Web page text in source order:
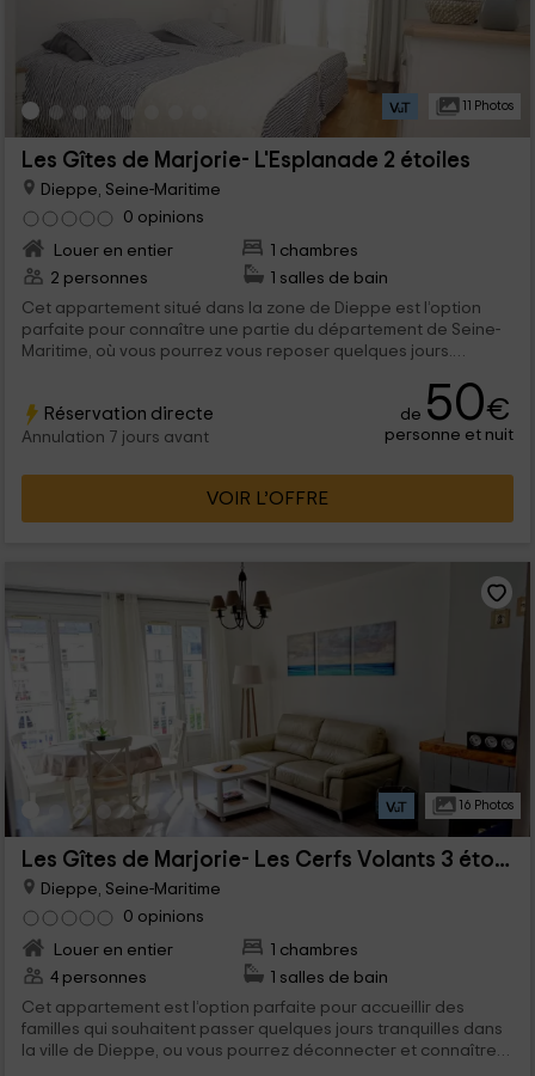
11 Photos
Les Gîtes de Marjorie- L'Esplanade 2 étoiles
Dieppe, Seine-Maritime
0 opinions
Louer en entier
1 chambres
2 personnes
1 salles de bain
Cet appartement situé dans la zone de Dieppe est l’option
parfaite pour connaître une partie du département de Seine-
Maritime, où vous pourrez vous reposer quelques jours.
une capacité maximale de 2 personnes qui pourront s’y
reposer tranquillement.
Réservation directe
Annulation 7 jours avant
de 50€
personne et nuit
VOIR L’OFFRE
16 Photos
Les Gîtes de Marjorie- Les Cerfs Volants 3 étoiles
Dieppe, Seine-Maritime
0 opinions
Louer en entier
1 chambres
4 personnes
1 salles de bain
Cet appartement est l’option parfaite pour accueillir des
familles qui souhaitent passer quelques jours tranquilles dans
la ville de Dieppe, ou vous pourrez déconnecter et connaître